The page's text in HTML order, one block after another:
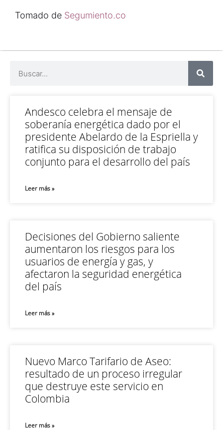
Tomado de Segumiento.co
Andesco celebra el mensaje de
soberanía energética dado por el
presidente Abelardo de la Espriella y
ratifica su disposición de trabajo
conjunto para el desarrollo del país
Leer más »
Decisiones del Gobierno saliente
aumentaron los riesgos para los
usuarios de energía y gas, y
afectaron la seguridad energética
del país
Leer más »
Nuevo Marco Tarifario de Aseo:
resultado de un proceso irregular
que destruye este servicio en
Colombia
Leer más »